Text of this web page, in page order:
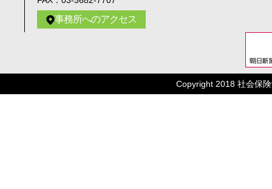
事務所へのアクセス
Copyright 2018 社会保